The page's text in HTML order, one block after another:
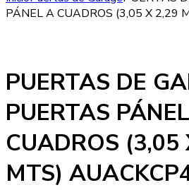
PÁNEL A CUADROS (3,05 X 2,29
PUERTAS DE
PUERTAS
CUADROS (3,05
MTS)